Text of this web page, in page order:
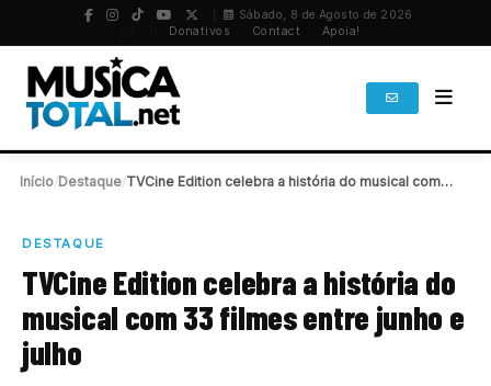
Sábado, 8 de Agosto de 2026
Donativos Contact Apoia!
Início Destaque TVCine Edition celebra a história do musical com…
DESTAQUE
TVCine Edition celebra a história do
musical com 33 filmes entre junho e
julho